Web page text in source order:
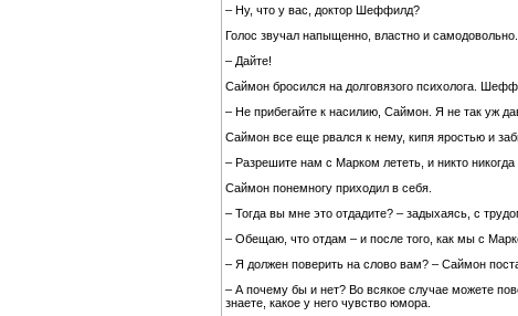
– Ну, что у вас, доктор Шеффилд?
Голос звучал напыщенно, властно и самодовольно.
– Дайте!
Саймон бросился на долговязого психолога.
– Не прибегайте к насилию, Саймон. Я не так уж
Саймон все еще рвался к нему, кипя яростью и
– Разрешите нам с Марком лететь, и никто
Саймон понемногу приходил в себя.
– Тогда вы мне это отдадите? – задыхаясь, с
– Обещаю, что отдам – и после того, как мы с
– Я должен поверить на слово вам? – Саймон
– А почему бы и нет? Во всякое случае можете
знаете, какое у него чувство юмора.